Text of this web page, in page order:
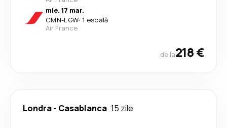
mie. 17 mar.
CMN-LGW· 1 escală
Air France
de la218 €
Londra- Casablanca 15 zile